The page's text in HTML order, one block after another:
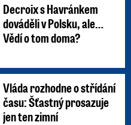
Decroix s Havránkem
dováděli v Polsku, ale…
Vědí o tom doma?
Vláda rozhodne o střídání
času: Šťastný prosazuje
jen ten zimní